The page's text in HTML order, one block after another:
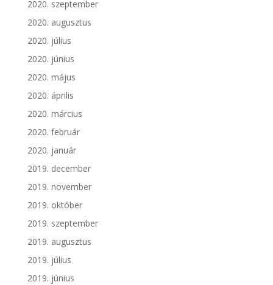
2020. szeptember
2020. augusztus
2020. július
2020. június
2020. május
2020. április
2020. március
2020. február
2020. január
2019. december
2019. november
2019. október
2019. szeptember
2019. augusztus
2019. július
2019. június